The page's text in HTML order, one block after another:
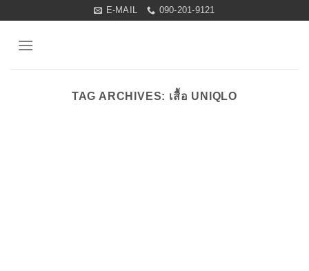
content
E-MAIL 090-201-9121
TAG ARCHIVES: เสื้อ UNIQLO